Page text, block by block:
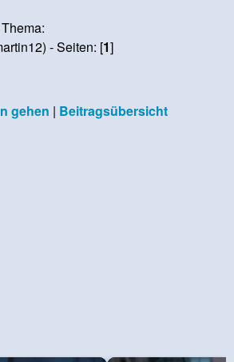
- Seiten: [1]
gehen | Beitragsübersicht